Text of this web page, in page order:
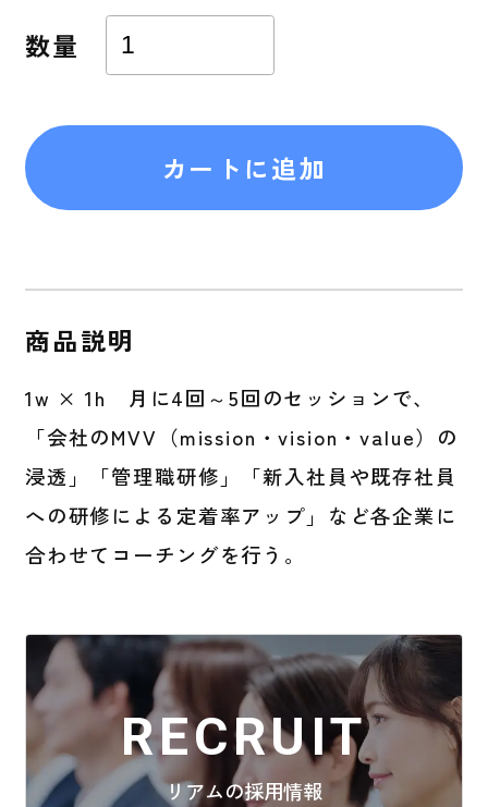
数量
商品説明
1w × 1h 月に4回～5回のセッションで、
「会社のMVV（mission・vision・value）の
浸透」「管理職研修」「新入社員や既存社員
への研修による定着率アップ」など各企業に
合わせてコーチングを行う。
RECRUIT
リアムの採用情報